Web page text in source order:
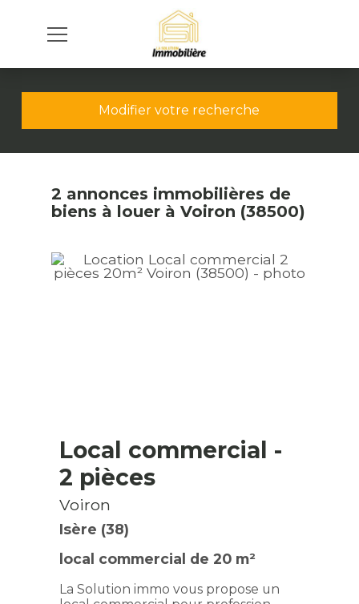
Modifier votre recherche
2 annonces immobilières de
biens à louer à Voiron (38500)
Local commercial -
2 pièces
Voiron
Isère (38)
local commercial de 20 m²
La Solution immo vous propose un